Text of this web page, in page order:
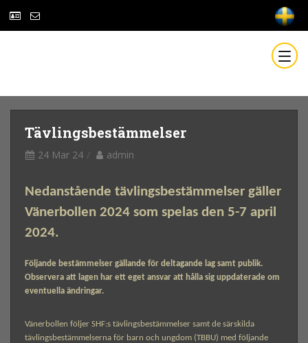
Tävlingsbestämmelser
24 Mar 24 admin
Nedanstående tävlingsbestämmelser gäller
Vänerbollen 2024 som spelas den 5-7 april
2024.
Följande bestämmelser gällande för deltagande lag samt publik.
Observera att lagen har ett eget ansvar att hålla sig uppdaterade om
eventuella ändringar.
Vänerbollen följer SHF:s tävlingsbestämmelser samt de särskilda
tävlingsbestämmelserna för barn och ungdom (TBBU) med följande